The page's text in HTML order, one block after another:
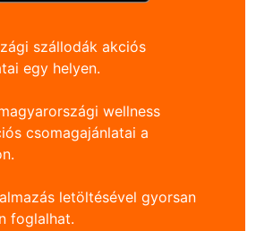
szállodák akciós
egy helyen.
wellness
csomagajánlatai a
letöltésével gyorsan
foglalhat.